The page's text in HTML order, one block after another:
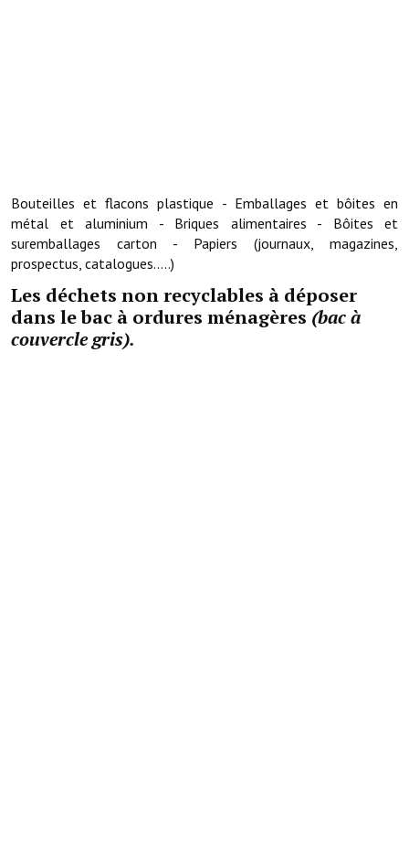
Les réseaux partenaires
L'association des maires
L'office de tourisme
Le conseil départemental
Bouteilles et flacons plastique - Emballages et bôites en
métal et aluminium - Briques alimentaires - Bôites et
suremballages carton - Papiers (journaux, magazines,
prospectus, catalogues.....)
Les déchets non recyclables à déposer
dans le bac à ordures ménagères (bac à
couvercle gris).